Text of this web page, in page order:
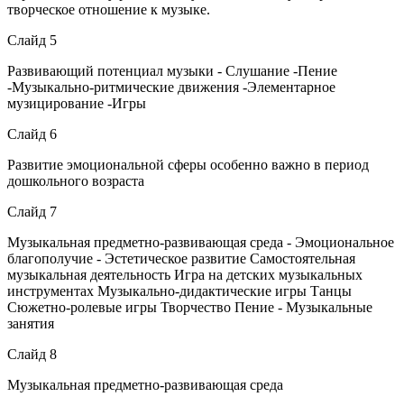
творческое отношение к музыке.
Слайд 5
Развивающий потенциал музыки - Слушание -Пение
-Музыкально-ритмические движения -Элементарное
музицирование -Игры
Слайд 6
Развитие эмоциональной сферы особенно важно в период
дошкольного возраста
Слайд 7
Музыкальная предметно-развивающая среда - Эмоциональное
благополучие - Эстетическое развитие Самостоятельная
музыкальная деятельность Игра на детских музыкальных
инструментах Музыкально-дидактические игры Танцы
Сюжетно-ролевые игры Творчество Пение - Музыкальные
занятия
Слайд 8
Музыкальная предметно-развивающая среда